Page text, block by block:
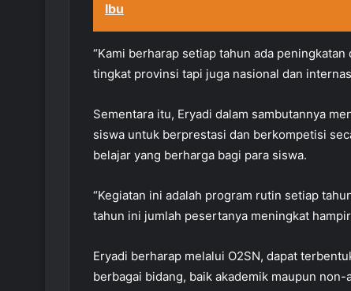
Ibu
“Kami berharap setiap tahun ada
tingkat provinsi tapi juga nasional dan
Sementara itu, Eryadi dalam sambutannya
siswa untuk berprestasi dan berkompetisi
belajar yang berharga bagi para siswa.
“Kegiatan ini adalah program rutin setiap
tahun ini jumlah pesertanya meningkat
Eryadi berharap melalui O2SN, dapat
berbagai bidang, baik akademik maupun non-